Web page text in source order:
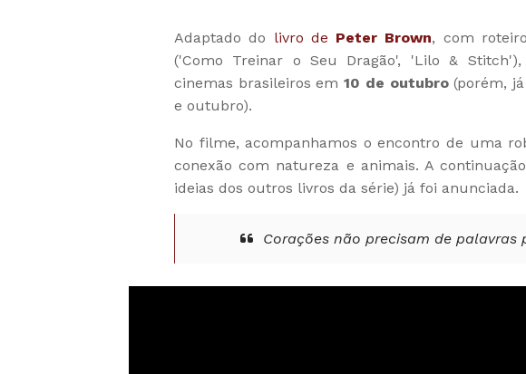
Adaptado do livro de Peter Brown, com
('Como Treinar o Seu Dragão', 'Lilo & Stitch'),
cinemas brasileiros em10 de outubro(porém,
e outubro).
No filme, acompanhamos o encontro de uma
conexão com natureza e animais. A
ideias dos outros livros da série) já foi anunciada.
Corações não precisam de palavras